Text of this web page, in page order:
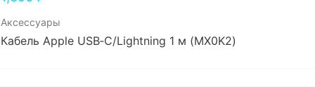
Аксессуары
Кабель Apple USB‑C/Lightning 1 м (MX0K2)